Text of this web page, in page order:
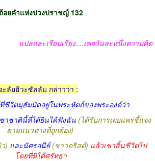
ถ้อยคำแห่งปวงปราชญ์ 132
แปลและเรียบเรียง....เพจวันละหนึ่งความคิด
ลัยฮิวะซัลลัม กล่าวว่า :
ชีวิตมุฮัมมัดอยู่ในพระหัตถ์ของพระองค์ว่า
าชาตินี้ที่ได้ยินได้ฟังฉัน (ได้รับการเผยแพร่ชี้แจง
ตามแนวทางที่ถูกต้อง)
) และนัศรอนีย์(ชาวคริสต์) แล้วเขาสิ้นชีวิตไป
โดยที่มิได้ศรัทธา